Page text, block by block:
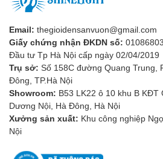
Email: thegioidensanvuon@gmail.com
Giấy chứng nhận ĐKDN số:
Đầu tư Tp Hà Nội cấp ngày 02/04/2019
Trụ sở: Số 158C đường Quang Trung,
Đông, TP.Hà Nội
Showroom: B53 LK22 ô 10 khu B KĐT
Dương Nội, Hà Đông, Hà Nội
Xưởng sản xuất: Khu công nghiệp
Nội